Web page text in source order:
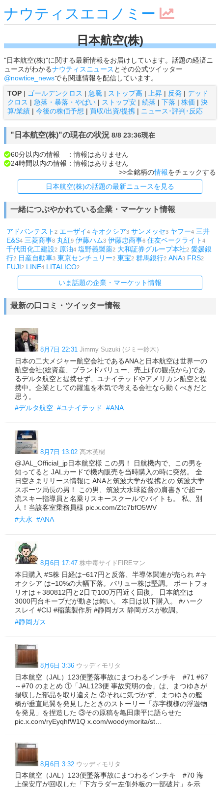
ナウティスエコノミー
日本航空(株)
"日本航空(株)"に関する最新情報をお届けしています。話題の経済ニ
ュースがわかるナウティスニュース とその公式ツイッター
@nowtice_newsでも関連情報を配信しています。
TOP | ゴールデンクロス | 急騰 | ストップ高 | 上昇 | 反発 | デッド
クロス | 急落・暴落・やばい | ストップ安 | 続落 | 下落 | 株価 | 決
算/業績 | 今後の株価予想 | 買収/出資/提携 | ニュース･評判･反応
"日本航空(株)"の現在の状況 8/8 23:36現在
60分以内の情報 ：情報はありません
24時間以内の情報：情報はありません
>>全銘柄の情報をチェックする
日本航空(株)の話題の最新ニュースを見る
一緒につぶやかれている企業・マーケット情報
アドバンテスト 2 エーザイ4 キオクシア3 サンメッセ3 ヤフー4 三井
E&S4 三菱商事8 丸紅9 伊藤ハム3 伊藤忠商事6 住友ベークライト 4
千代田化工建設2 原油4 塩野義製薬2 大和証券グループ本社2 愛媛銀
行2 日産自動車3 東京センチュリー2 東宝2 群馬銀行2 ANA3 FRS2
FUJI2 LINE4 LITALICO2
いま話題の企業・マーケット情報
最新の口コミ・ツイッター情報
8月7日 22:31 Jimmy Suzuki (ジミー鈴木）
日本の二大メジャー航空会社であるANAと日本航空は世界一の
航空会社(総資産、ブランドバリュー、売上げの観点から)であ
るデルタ航空と提携せず、ユナイテッドやアメリカン航空と提
携中。企業としての躍進を本気で考える会社なら動くべきだと
思う。
#デルタ航空 #ユナイテッド #ANA
8月7日 13:02 高木英樹
@JAL_Official_jp日本航空様 この男！ 日航機内で、この男を
知ってると JALカードで機内販売を当時購入の時に突然。 全
日空さまリリース情報に ANAと筑波大学が提携との 筑波大学
スポーツ局長の男！ この男、筑波大水球監督の肩書きで超一
流スキー指導員と名乗りスキースクールでバイトも。 私、別
人！当該客室乗務員様 pic.x.com/Ztc7bfO5WV
#大水 #ANA
8月6日 17:47 株中毒サイドFIREマン
本日購入 #S株 日経は−617円と反落、半導体関連が売られ #キ
オクシア は−10%の大幅下落。バリュー株は堅調。 ポートフォ
リオは＋380812円と2日で100万円近く回復。 日本航空は
3000円台キープだが動きは鈍い。 本日は以下購入。 #ハーク
スレイ #CIJ #稲葉製作所 #静岡ガス 静岡ガスが軟調。
#静岡ガス
8月6日 3:36 ウッディモリタ
日本航空（JAL）123便墜落事故にまつわるインチキ #71 #67
～#70 のまとめ ①「JAL123便 事故究明の会」は、まつゆきが
揚収した部品を取り違えた ②それに気づかず、まつゆきの艦
橋が垂直尾翼を発見したときのストーリー「赤字模様の浮遊物
を発見」を捏造した ③その原稿を亀田康平に語らせた
pic.x.com/ryEyqhfW1Q x.com/woodymorita/st…
8月6日 3:32 ウッディモリタ
日本航空（JAL）123便墜落事故にまつわるインチキ #70 海
上保安庁が回収した「下方ラダー左側外板の一部破片」を示